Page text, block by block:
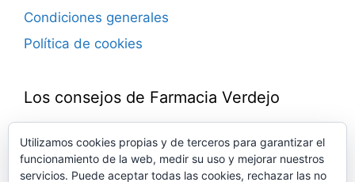
Condiciones generales
Política de cookies
Los consejos de Farmacia Verdejo
Blog de consejos farmacéuticos.
Novedades, trucos, ideas, remedios, noticias…
Utilizamos cookies propias y de terceros para garantizar el
funcionamiento de la web, medir su uso y mejorar nuestros
servicios. Puede aceptar todas las cookies, rechazar las no